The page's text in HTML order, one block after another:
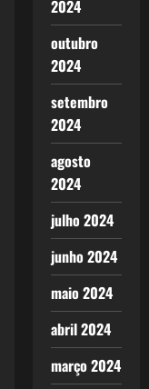
2024
outubro
2024
setembro
2024
agosto
2024
julho 2024
junho 2024
maio 2024
abril 2024
março 2024